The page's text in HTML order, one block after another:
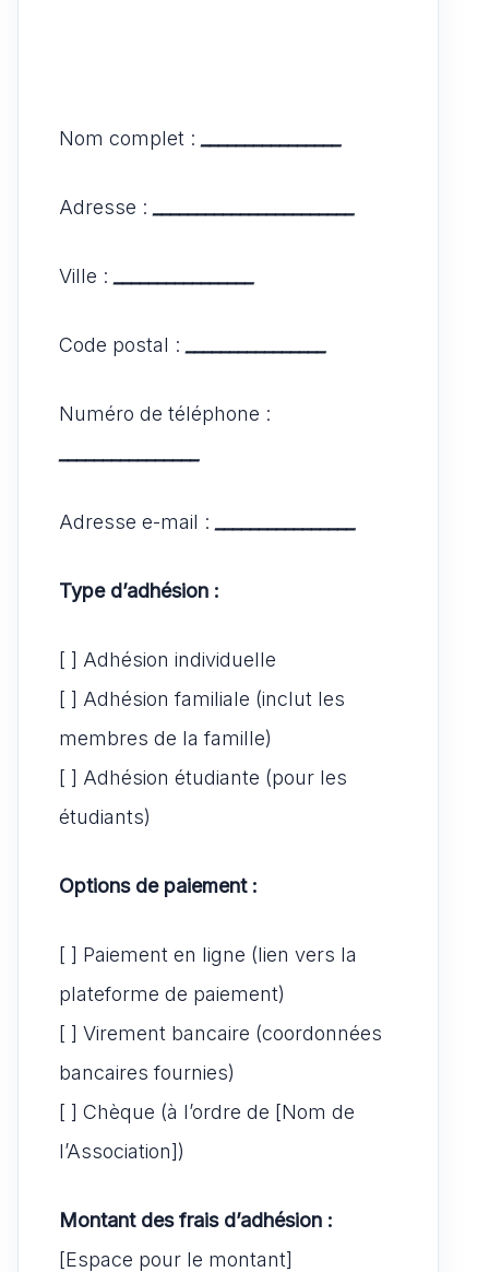
Nom complet :
Adresse :
Ville :
Code postal :
Numéro de téléphone :
Adresse e-mail :
Type d’adhésion :
[ ] Adhésion individuelle
[ ] Adhésion familiale (inclut les
membres de la famille)
[ ] Adhésion étudiante (pour les
étudiants)
Options de paiement :
[ ] Paiement en ligne (lien vers la
plateforme de paiement)
[ ] Virement bancaire (coordonnées
bancaires fournies)
[ ] Chèque (à l’ordre de [Nom de
l’Association])
Montant des frais d’adhésion :
[Espace pour le montant]